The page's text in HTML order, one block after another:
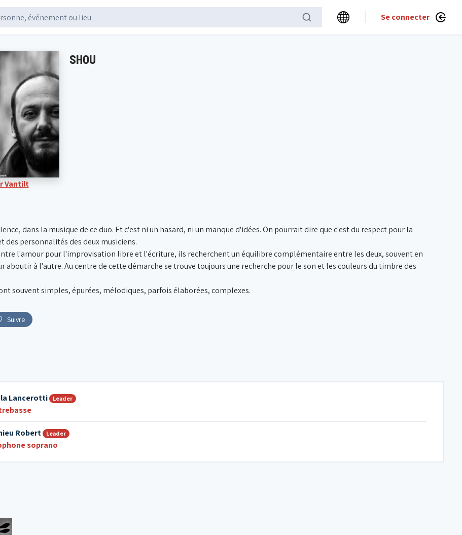
Se connecter
Vantilt
SHOU
dans la musique de ce duo. Et c'est ni un hasard, ni un manque d'idées. On pourrait dire que c'est du respect pour la
des personnalités des deux musiciens.
l'amour pour l'improvisation libre et l'écriture, ils recherchent un équilibre complémentaire entre les deux, souvent en
aboutir à l'autre. Au centre de cette démarche se trouve toujours une recherche pour le son et les couleurs du timbre des
souvent simples, épurées, mélodiques, parfois élaborées, complexes.
Suivre
Lancerotti Leader
Robert Leader
soprano